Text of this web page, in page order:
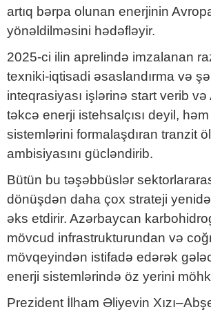
artıq bərpa olunan enerjinin
yönəldilməsini hədəfləyir.
2025-ci ilin aprelində imzalanan
texniki-iqtisadi əsaslandırma və
inteqrasiyası işlərinə start verib və
təkcə enerji istehsalçısı deyil,
sistemlərini formalaşdıran tranzit
ambisiyasını gücləndirib.
Bütün bu təşəbbüslər
dönüşdən daha çox strateji
əks etdirir. Azərbaycan
mövcud infrastrukturundan və
mövqeyindən istifadə edərək
enerji sistemlərində öz yerini
Prezident İlham Əliyevin